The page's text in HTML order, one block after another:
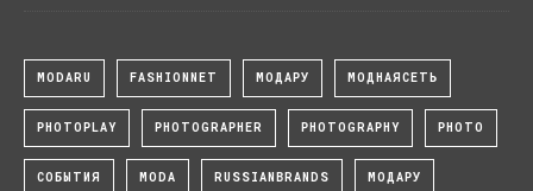
MODARU FASHIONNET МОДАРУ МОДНАЯСЕТЬ
PHOTOPLAY PHOTOGRAPHER PHOTOGRAPHY PHOTO
СОБЫТИЯ MODA RUSSIANBRANDS МОДАРУ